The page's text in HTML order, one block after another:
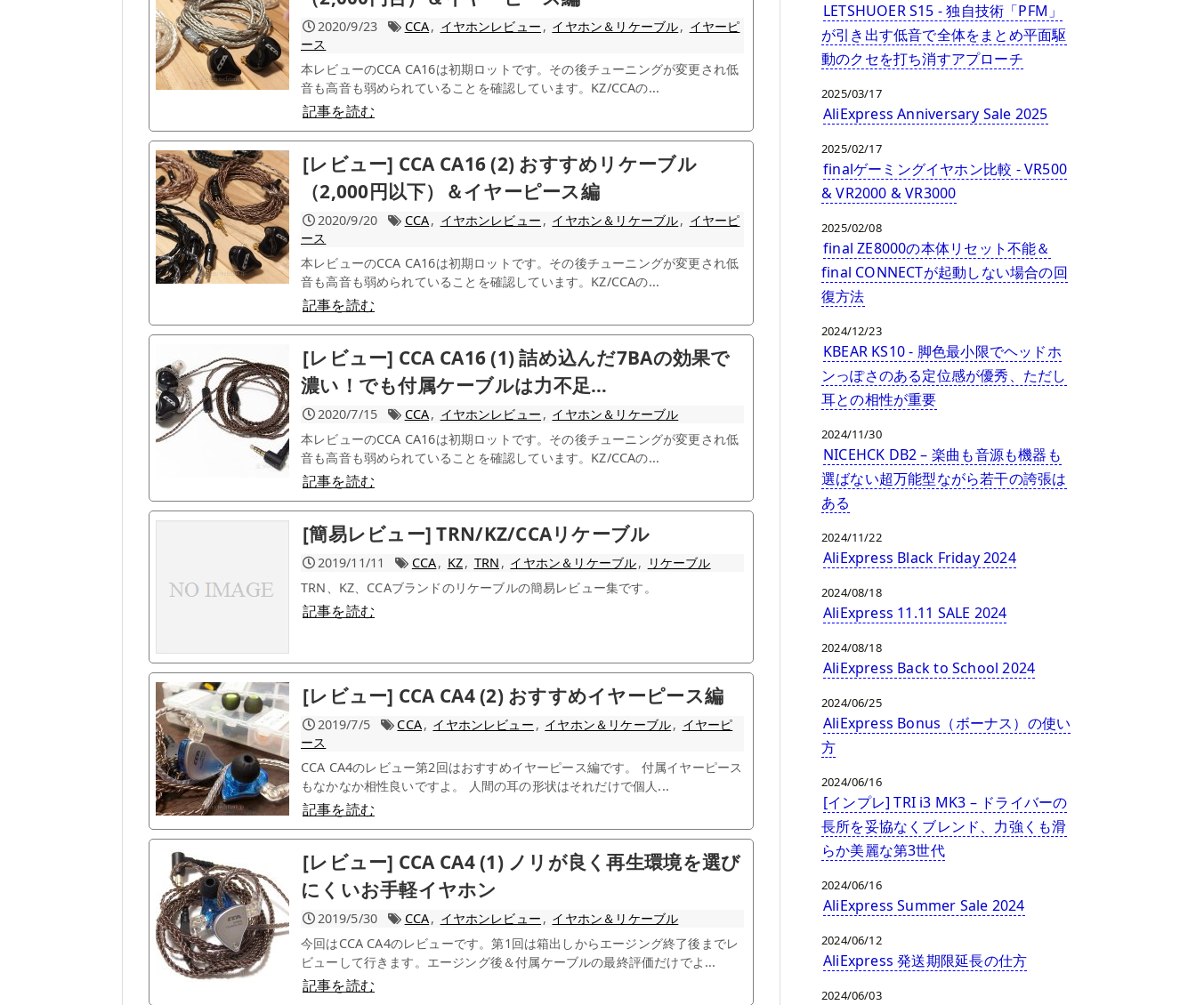
2020/9/23 CCA, イヤホンレビュー , イヤホン＆リケーブル, イヤーピ
ース
本レビューのCCA CA16は初期ロットです。その後チューニングが変更され低
音も高音も弱められていることを確認しています。KZ/CCAの...
記事を読む
[レビュー] CCA CA16 (2) おすすめリケーブル
（2,000円以下）＆イヤーピース編
2020/9/20 CCA, イヤホンレビュー , イヤホン＆リケーブル, イヤーピ
ース
本レビューのCCA CA16は初期ロットです。その後チューニングが変更され低
音も高音も弱められていることを確認しています。KZ/CCAの...
記事を読む
[レビュー] CCA CA16 (1) 詰め込んだ7BAの効果で
濃い！でも付属ケーブルは力不足…
2020/7/15 CCA, イヤホンレビュー , イヤホン＆リケーブル
本レビューのCCA CA16は初期ロットです。その後チューニングが変更され低
音も高音も弱められていることを確認しています。KZ/CCAの...
記事を読む
[簡易レビュー] TRN/KZ/CCAリケーブル
2019/11/11 CCA, KZ, TRN , イヤホン＆リケーブル, リケーブル
TRN、KZ、CCAブランドのリケーブルの簡易レビュー集です。
記事を読む
[レビュー] CCA CA4 (2) おすすめイヤーピース編
2019/7/5 CCA, イヤホンレビュー , イヤホン＆リケーブル, イヤーピ
ース
CCA CA4のレビュー第2回はおすすめイヤーピース編です。 付属イヤーピース
もなかなか相性良いですよ。 人間の耳の形状はそれだけで個人...
記事を読む
[レビュー] CCA CA4 (1) ノリが良く再生環境を選び
にくいお手軽イヤホン
2019/5/30 CCA, イヤホンレビュー , イヤホン＆リケーブル
今回はCCA CA4のレビューです。第1回は箱出しからエージング終了後までレ
ビューして行きます。エージング後＆付属ケーブルの最終評価だけでよ...
記事を読む
LETSHUOER S15 - 独自技術「PFM」
が引き出す低音で全体をまとめ平面駆
動のクセを打ち消すアプローチ
2025/03/17
AliExpress Anniversary Sale 2025
2025/02/17
finalゲーミングイヤホン比較 - VR500
& VR2000 & VR3000
2025/02/08
final ZE8000の本体リセット不能＆
final CONNECTが起動しない場合の回
復方法
2024/12/23
KBEAR KS10 - 脚色最小限でヘッドホ
ンっぽさのある定位感が優秀、ただし
耳との相性が重要
2024/11/30
NICEHCK DB2 – 楽曲も音源も機器も
選ばない超万能型ながら若干の誇張は
ある
2024/11/22
AliExpress Black Friday 2024
2024/08/18
AliExpress 11.11 SALE 2024
2024/08/18
AliExpress Back to School 2024
2024/06/25
AliExpress Bonus（ボーナス）の使い
方
2024/06/16
[インプレ] TRI i3 MK3 – ドライバーの
長所を妥協なくブレンド、力強くも滑
らか美麗な第3世代
2024/06/16
AliExpress Summer Sale 2024
2024/06/12
AliExpress 発送期限延長の仕方
2024/06/03